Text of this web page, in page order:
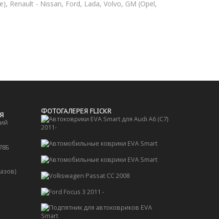
Renault - Nissan, Ford, Lada, Volvo, GM (Opel,
ФОТОГАЛЕРЕЯ FLICKR